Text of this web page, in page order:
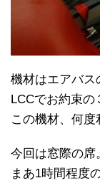
機材はエアバス
LCCでお約束の
この機材、何度
今回は窓際の席
まあ1時間程度